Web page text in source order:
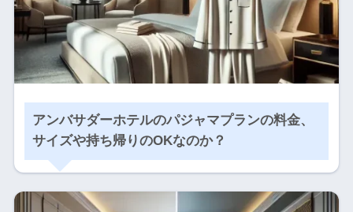
アンバサダーホテルのパジャマプランの料金、
サイズや持ち帰りのOKなのか？